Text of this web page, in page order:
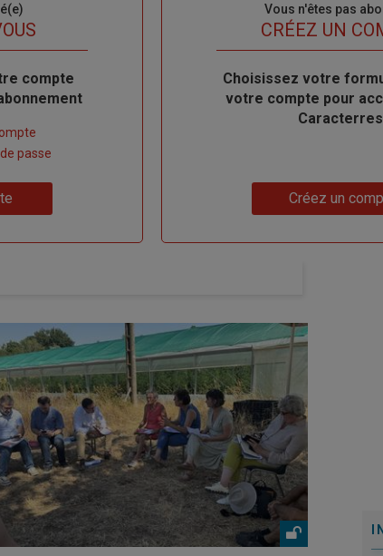
compte
passe
Vous n'êtes pas
TITRECRÉEZ UN
Body
Choisissez votre
votre compte pour
Créez un